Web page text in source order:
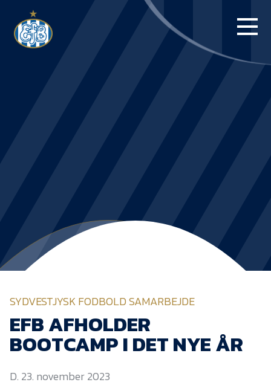
BLUE WATER
KVINDEHOLDET
NYHEDER
EfB Akademi
SYDVESTJYSK FODBOLD SAMARBEJDE
EFB AFHOLDER
BOOTCAMP I DET NYE ÅR
D. 23. november 2023